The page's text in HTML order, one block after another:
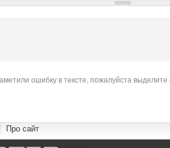
ошибку в тексте, пожалуйста
Про сайт